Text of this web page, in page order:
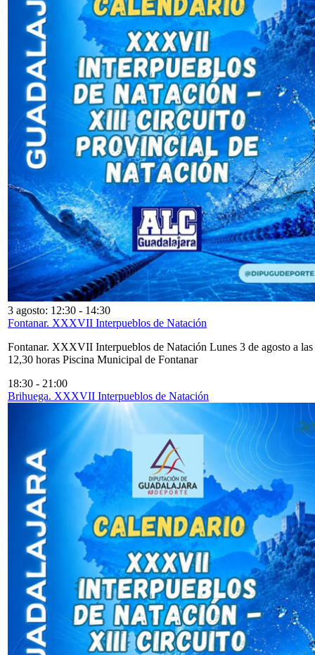
3 agosto: 12:30 - 14:30
Fontanar. XXXVII Interpueblos de Natación
Fontanar. XXXVII Interpueblos de Natación Lunes 3 de agosto a las
12,30 horas Piscina Municipal de Fontanar
18:30 - 21:00
Brihuega. XXXVII Interpueblos de Natación